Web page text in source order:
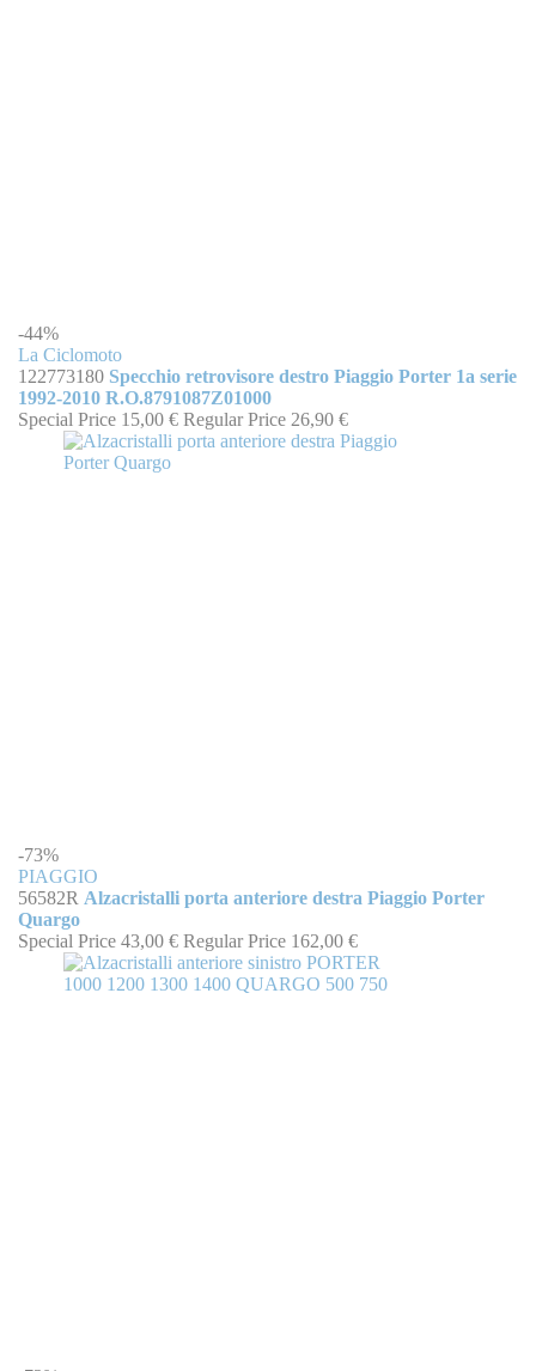
-44%
La Ciclomoto
122773180 Specchio retrovisore destro Piaggio Porter 1a serie
1992-2010 R.O.8791087Z01000
Special Price 15,00 € Regular Price 26,90 €
-73%
PIAGGIO
56582R Alzacristalli porta anteriore destra Piaggio Porter
Quargo
Special Price 43,00 € Regular Price 162,00 €